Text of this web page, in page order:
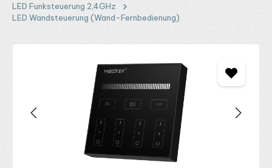
LED Funksteuerung 2,4GHz
LED Wandsteuerung (Wand-Fernbedienung)